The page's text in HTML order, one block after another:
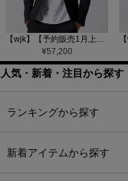
【wjk】【予約販売1月上旬～中旬入荷】function knit jacket(jacquard check) ニットジャケット(207 mw08j)
¥57,200
人気・新着・注目から探す
ランキングから探す
新着アイテムから探す